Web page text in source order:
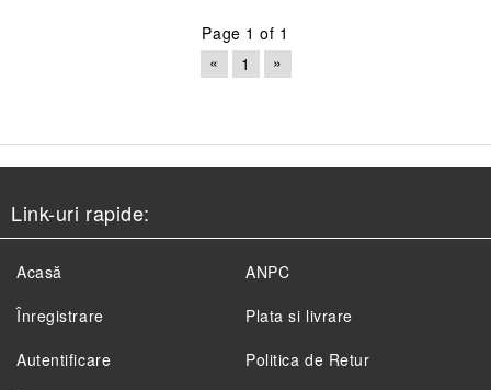
Page 1 of 1
«
1 »
Link-uri rapide:
Acasă
Înregistrare
Autentificare
ANPC
Plata si livrare
Politica de Retur